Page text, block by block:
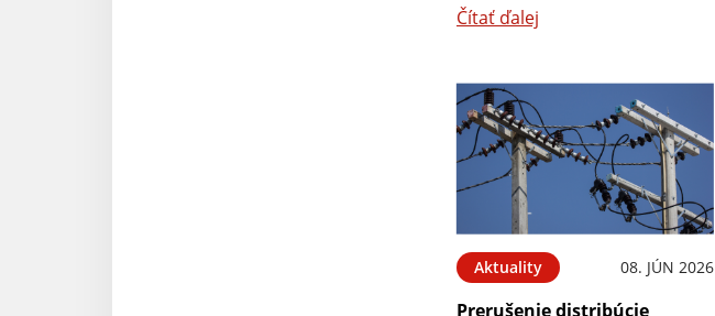
Čítať ďalej
Aktuality 08. JÚN 2026
Prerušenie distribúcie